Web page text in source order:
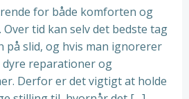
for både komforten og
tid kan selv det bedste tag
på slid, og hvis man ignorerer
reparationer og
Derfor er det vigtigt at holde